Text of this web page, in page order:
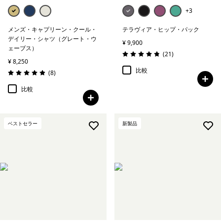
メンズ・キャプリーン・クール・
デイリー・シャツ（グレート・ウ
ェーブス）
¥ 8,250
評価: 4.9 / 5
(8レビュー
)
比較
+3
テラヴィア・ヒップ・パック
¥ 9,900
評価: 4.9 / 5
(21レビュー
)
比較
ベストセラー 新製品